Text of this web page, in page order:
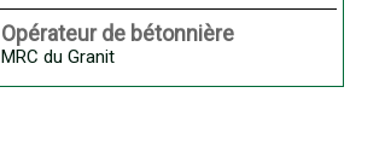
Opérateur de bétonnière
MRC du Granit